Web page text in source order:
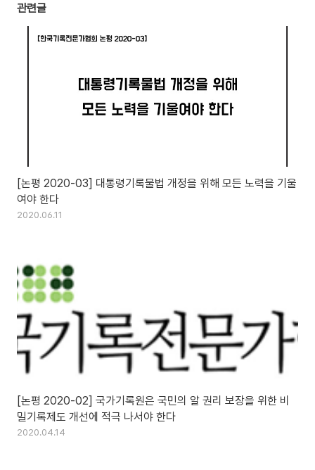
관련글
[논평 2020-03] 대통령기록물법 개정을 위해 모든 노력을 기울
여야 한다
2020.06.11
[논평 2020-02] 국가기록원은 국민의 알 권리 보장을 위한 비
밀기록제도 개선에 적극 나서야 한다
2020.04.14